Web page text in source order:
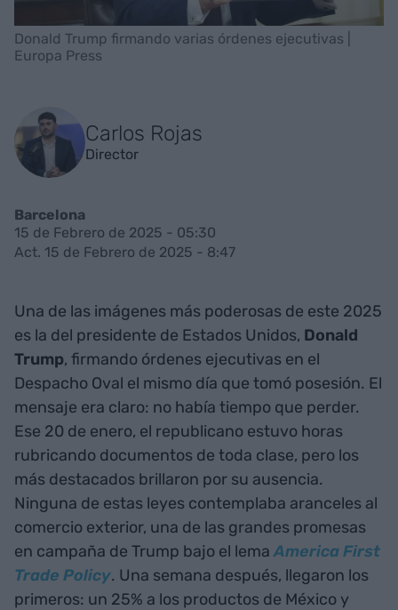
Donald Trump firmando varias órdenes ejecutivas |
Europa Press
Carlos Rojas
Director
Barcelona
15 de Febrero de 2025 - 05:30
Act. 15 de Febrero de 2025 - 8:47
Una de las imágenes más poderosas de este 2025
es la del presidente de Estados Unidos, Donald
Trump, firmando órdenes ejecutivas en el
Despacho Oval el mismo día que tomó posesión. El
mensaje era claro: no había tiempo que perder.
Ese 20 de enero, el republicano estuvo horas
rubricando documentos de toda clase, pero los
más destacados brillaron por su ausencia.
Ninguna de estas leyes contemplaba aranceles al
comercio exterior, una de las grandes promesas
en campaña de Trump bajo el lemaAmerica First
Trade Policy. Una semana después, llegaron los
primeros: un 25% a los productos de México y